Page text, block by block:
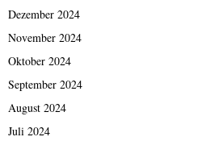
Dezember 2024
November 2024
Oktober 2024
September 2024
August 2024
Juli 2024